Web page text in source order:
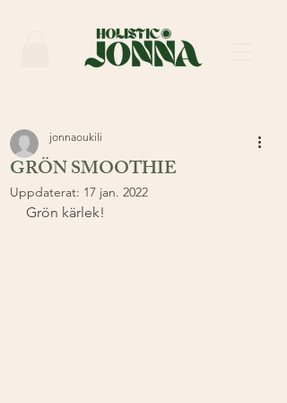
GRÖN SMOOTHIE
jonnaoukili
Uppdaterat: 17 jan. 2022
Grön kärlek!